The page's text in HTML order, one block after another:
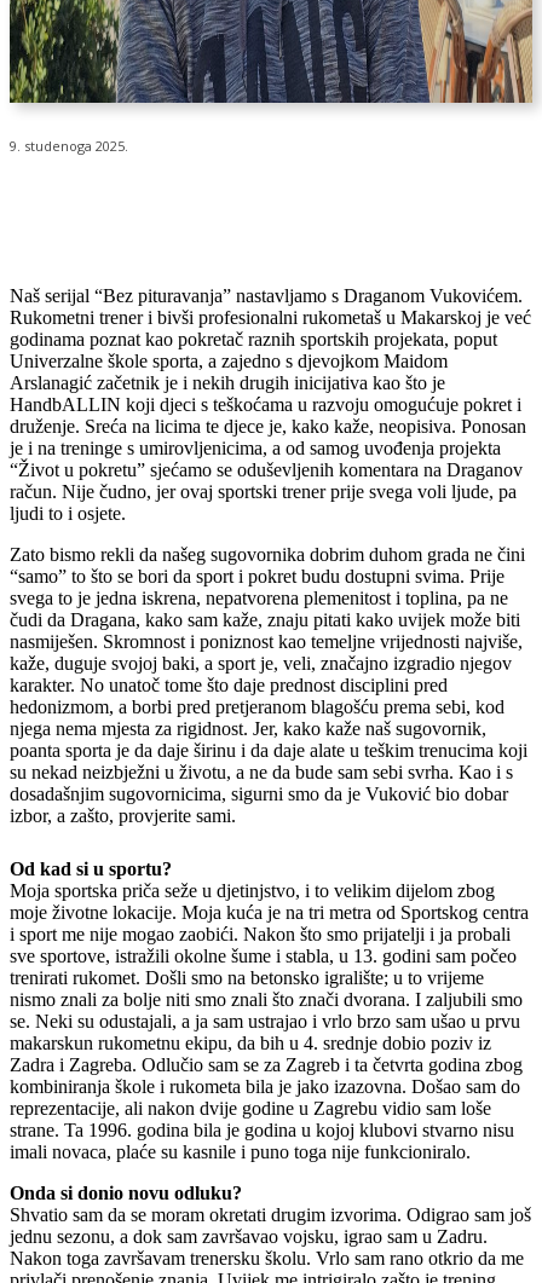
9. studenoga 2025.
Naš serijal “Bez pituravanja” nastavljamo s Draganom Vukovićem.
Rukometni trener i bivši profesionalni rukometaš u Makarskoj je već
godinama poznat kao pokretač raznih sportskih projekata, poput
Univerzalne škole sporta, a zajedno s djevojkom Maidom
Arslanagić začetnik je i nekih drugih inicijativa kao što je
HandbALLIN koji djeci s teškoćama u razvoju omogućuje pokret i
druženje. Sreća na licima te djece je, kako kaže, neopisiva. Ponosan
je i na treninge s umirovljenicima, a od samog uvođenja projekta
“Život u pokretu” sjećamo se oduševljenih komentara na Draganov
račun. Nije čudno, jer ovaj sportski trener prije svega voli ljude, pa
ljudi to i osjete.
Zato bismo rekli da našeg sugovornika dobrim duhom grada ne čini
“samo” to što se bori da sport i pokret budu dostupni svima. Prije
svega to je jedna iskrena, nepatvorena plemenitost i toplina, pa ne
čudi da Dragana, kako sam kaže, znaju pitati kako uvijek može biti
nasmiješen. Skromnost i poniznost kao temeljne vrijednosti najviše,
kaže, duguje svojoj baki, a sport je, veli, značajno izgradio njegov
karakter. No unatoč tome što daje prednost disciplini pred
hedonizmom, a borbi pred pretjeranom blagošću prema sebi, kod
njega nema mjesta za rigidnost. Jer, kako kaže naš sugovornik,
poanta sporta je da daje širinu i da daje alate u teškim trenucima koji
su nekad neizbježni u životu, a ne da bude sam sebi svrha. Kao i s
dosadašnjim sugovornicima, sigurni smo da je Vuković bio dobar
izbor, a zašto, provjerite sami.
Od kad si u sportu?
Moja sportska priča seže u djetinjstvo, i to velikim dijelom zbog
moje životne lokacije. Moja kuća je na tri metra od Sportskog centra
i sport me nije mogao zaobići. Nakon što smo prijatelji i ja probali
sve sportove, istražili okolne šume i stabla, u 13. godini sam počeo
trenirati rukomet. Došli smo na betonsko igralište; u to vrijeme
nismo znali za bolje niti smo znali što znači dvorana. I zaljubili smo
se. Neki su odustajali, a ja sam ustrajao i vrlo brzo sam ušao u prvu
makarskun rukometnu ekipu, da bih u 4. srednje dobio poziv iz
Zadra i Zagreba. Odlučio sam se za Zagreb i ta četvrta godina zbog
kombiniranja škole i rukometa bila je jako izazovna. Došao sam do
reprezentacije, ali nakon dvije godine u Zagrebu vidio sam loše
strane. Ta 1996. godina bila je godina u kojoj klubovi stvarno nisu
imali novaca, plaće su kasnile i puno toga nije funkcioniralo.
Onda si donio novu odluku?
Shvatio sam da se moram okretati drugim izvorima. Odigrao sam još
jednu sezonu, a dok sam završavao vojsku, igrao sam u Zadru.
Nakon toga završavam trenersku školu. Vrlo sam rano otkrio da me